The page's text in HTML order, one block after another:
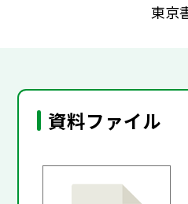
東京
資料ファイル